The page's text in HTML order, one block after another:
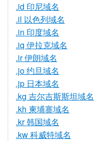
.id 印尼域名
.il 以色列域名
.in 印度域名
.iq 伊拉克域名
.ir 伊朗域名
.jo 约旦域名
.jp 日本域名
.kg 吉尔吉斯斯坦域名
.kh 柬埔寨域名
.kr 韩国域名
.kw 科威特域名